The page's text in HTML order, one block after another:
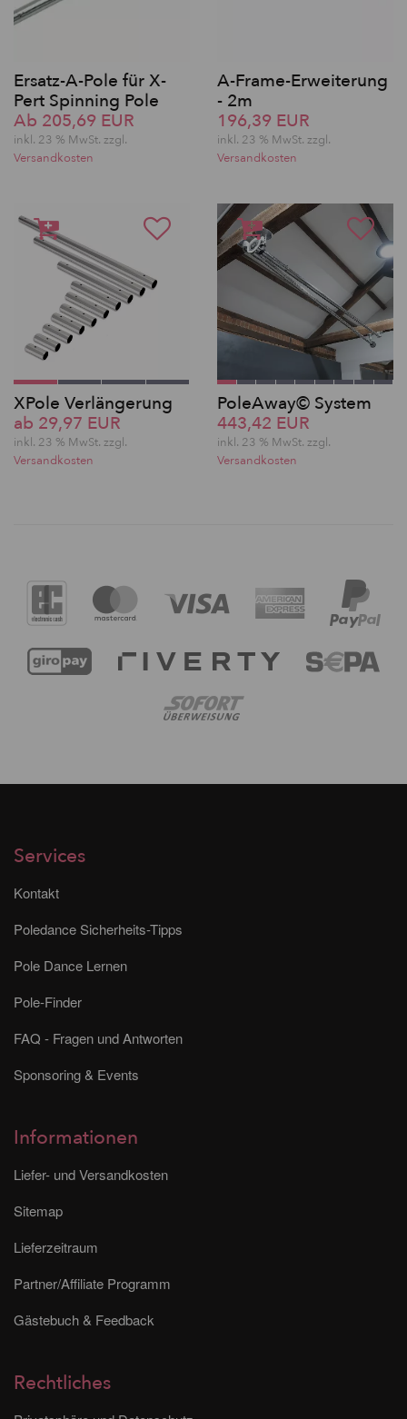
Ersatz-A-Pole für X-
Pert Spinning Pole
Ab 205,69 EUR
inkl. 23 % MwSt. zzgl.
Versandkosten
A-Frame-Erweiterung
- 2m
196,39 EUR
inkl. 23 % MwSt. zzgl.
Versandkosten
XPole Verlängerung
ab 29,97 EUR
inkl. 23 % MwSt. zzgl.
Versandkosten
PoleAway© System
443,42 EUR
inkl. 23 % MwSt. zzgl.
Versandkosten
Services
Kontakt
Poledance Sicherheits-Tipps
Pole Dance Lernen
Pole-Finder
FAQ - Fragen und Antworten
Sponsoring & Events
Informationen
Liefer- und Versandkosten
Sitemap
Lieferzeitraum
Partner/Affiliate Programm
Gästebuch & Feedback
Rechtliches